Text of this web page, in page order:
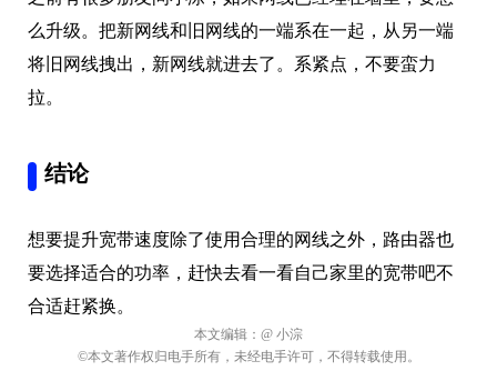
将旧网线拽出，新网线就进去了。系紧点，不要蛮力
拉。
想要提升宽带速度除了使用合理的网线之外，路由器也
要选择适合的功率，赶快去看一看自己家里的宽带吧不
合适赶紧换。
©本文著作权归电手所有，未经电手许可，不得转载使用。